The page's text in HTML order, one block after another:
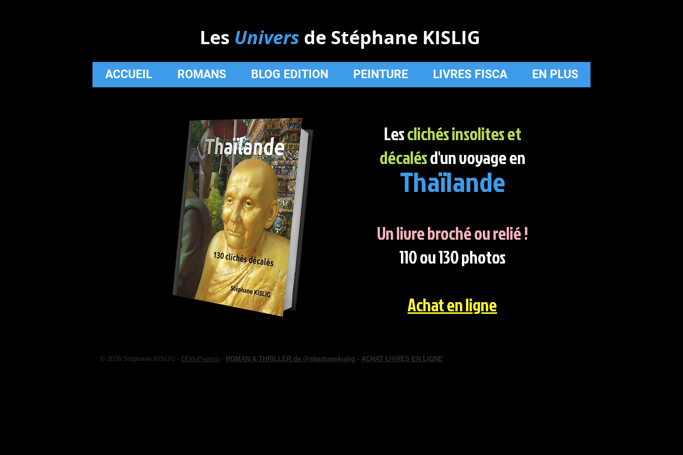
Les Univers de Stéphane KISLIG
ACCUEIL ROMANS BLOG EDITION PEINTURE LIVRES FISCA EN PLUS
Lesclichés insolites et
décalésd'un voyage en
Thaïlande
Un livre broché ou relié !
110 ou 130 photos
Achat en ligne
© 2026 Stéphane KISLIG - DDduPwatoo - ROMAN & THRILLER de @stephanekislig - ACHAT LIVRES EN LIGNE